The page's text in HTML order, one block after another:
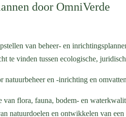
door OmniVerde
van beheer- en
te vinden tussen ecologische,
natuurbeheer en -inrichting en
van flora, fauna, bodem- en
natuurdoelen en ontwikkelen van